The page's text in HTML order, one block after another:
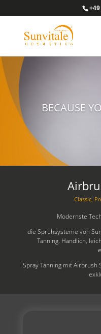
BECAUSE
Classic,
Modernste
die Sprühsysteme von
Tanning. Handlich,
Spray Tanning mit